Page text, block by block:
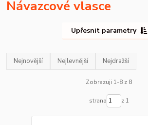
Návazcové vlasce
Upřesnit parametry
Nejnovější Nejlevnější Nejdražší
Zobrazuji 1-8 z 8
strana z 1